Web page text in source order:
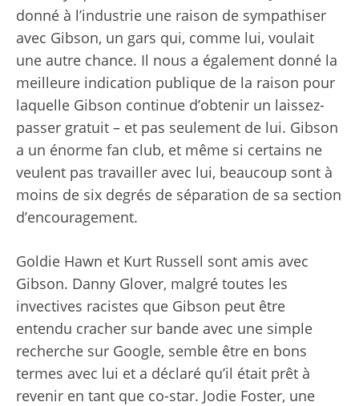
donné à l’industrie une raison de sympathiser
avec Gibson, un gars qui, comme lui, voulait
une autre chance. Il nous a également donné la
meilleure indication publique de la raison pour
laquelle Gibson continue d’obtenir un laissez-
passer gratuit – et pas seulement de lui. Gibson
a un énorme fan club, et même si certains ne
veulent pas travailler avec lui, beaucoup sont à
moins de six degrés de séparation de sa section
d’encouragement.
Goldie Hawn et Kurt Russell sont amis avec
Gibson. Danny Glover, malgré toutes les
invectives racistes que Gibson peut être
entendu cracher sur bande avec une simple
recherche sur Google, semble être en bons
termes avec lui et a déclaré qu’il était prêt à
revenir en tant que co-star. Jodie Foster, une